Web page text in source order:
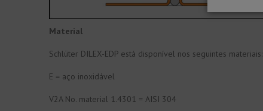
Material
Schlüter DILEX-EDP está disponível nos seguintes materiais:
E = aço inoxidável
V2A No. material 1.4301 = AISI 304